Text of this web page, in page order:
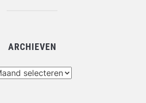
ARCHIEVEN